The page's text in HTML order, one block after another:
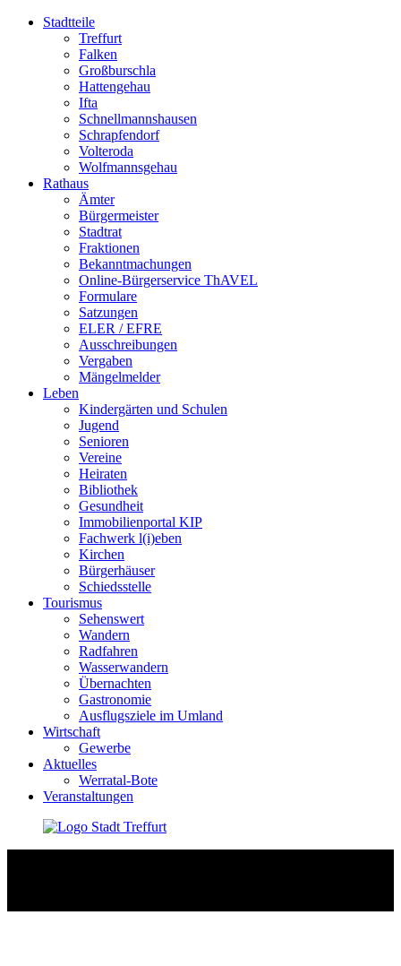
Stadtteile
Treffurt
Falken
Großburschla
Hattengehau
Ifta
Schnellmannshausen
Schrapfendorf
Volteroda
Wolfmannsgehau
Rathaus
Ämter
Bürgermeister
Stadtrat
Fraktionen
Bekanntmachungen
Online-Bürgerservice ThAVEL
Formulare
Satzungen
ELER / EFRE
Ausschreibungen
Vergaben
Mängelmelder
Leben
Kindergärten und Schulen
Jugend
Senioren
Vereine
Heiraten
Bibliothek
Gesundheit
Immobilienportal KIP
Fachwerk l(i)eben
Kirchen
Bürgerhäuser
Schiedsstelle
Tourismus
Sehenswert
Wandern
Radfahren
Wasserwandern
Übernachten
Gastronomie
Ausflugsziele im Umland
Wirtschaft
Gewerbe
Aktuelles
Werratal-Bote
Veranstaltungen